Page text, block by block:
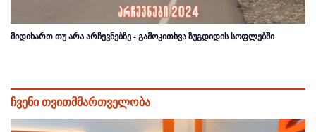
მიდიხართ თუ არა არჩევნებზე - გამოკითხვა ზუგდიდის სოფლებში
ჩვენი თვითმმართველობა